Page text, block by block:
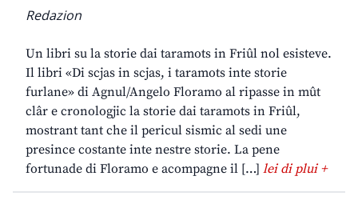
Redazion
Un libri su la storie dai taramots in Friûl nol esisteve.
Il libri «Di scjas in scjas, i taramots inte storie
furlane» di Agnul/Angelo Floramo al ripasse in mût
clâr e cronologjic la storie dai taramots in Friûl,
mostrant tant che il pericul sismic al sedi une
presince costante inte nestre storie. La pene
fortunade di Floramo e acompagne il […] lei di plui +